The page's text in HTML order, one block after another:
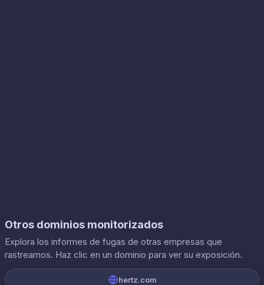
Otros dominios monitorizados
Explora los informes de fugas de otras empresas que
rastreamos. Haz clic en un dominio para ver su exposición.
hertz.com